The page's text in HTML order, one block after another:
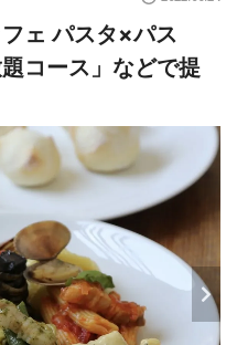
フェ パスタ×パス
コース」などで提